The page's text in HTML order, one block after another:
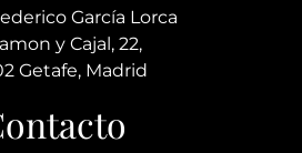
García Lorca
y Cajal, 22,
Getafe, Madrid